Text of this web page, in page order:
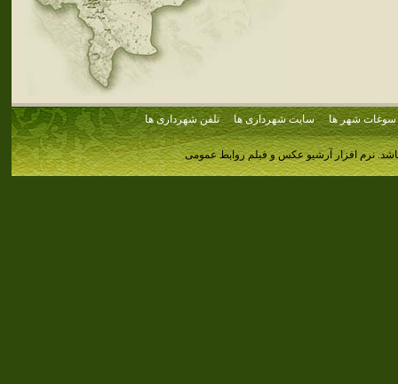
سوغات شهر ها سایت شهرداری ها تلفن شهرداری ها
نرم افزار آرشیو عکس و فیلم روابط عمومی